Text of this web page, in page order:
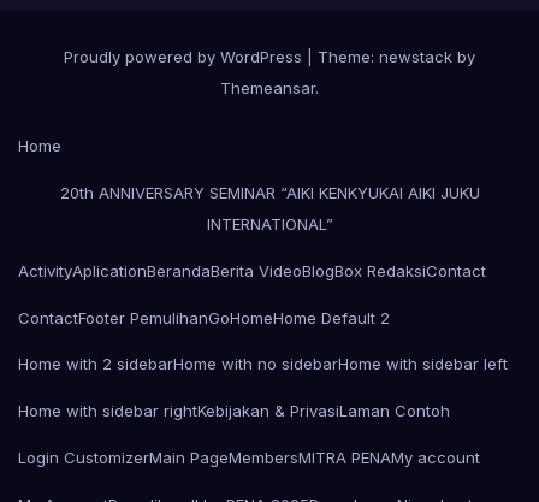
Proudly powered by WordPress
Theme: newstack by
Themeansar.
Home
20th ANNIVERSARY SEMINAR “AIKI KENKYUKAI AIKI JUKU
INTERNATIONAL”
ActivityAplicationBerandaBerita VideoBlogBox RedaksiContact
ContactFooter PemulihanGoHomeHome Default 2
Home with 2 sidebarHome with no sidebarHome with sidebar left
Home with sidebar rightKebijakan & PrivasiLaman Contoh
Login CustomizerMain PageMembersMITRA PENAMy account